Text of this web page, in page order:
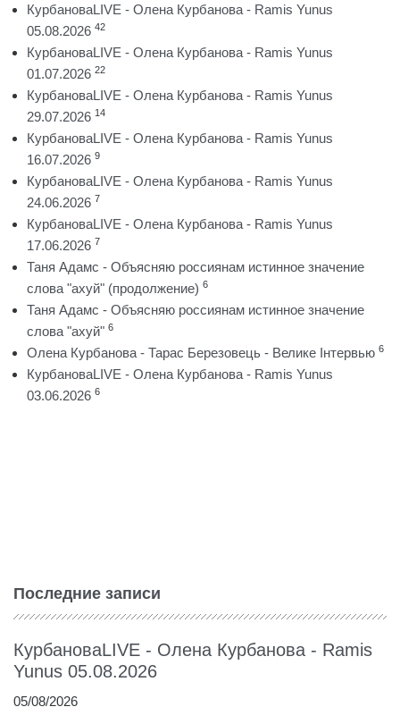
КурбановаLIVE - Олена Курбанова - Ramis Yunus
05.08.2026 42
КурбановаLIVE - Олена Курбанова - Ramis Yunus
01.07.2026 22
КурбановаLIVE - Олена Курбанова - Ramis Yunus
29.07.2026 14
КурбановаLIVE - Олена Курбанова - Ramis Yunus
16.07.2026 9
КурбановаLIVE - Олена Курбанова - Ramis Yunus
24.06.2026 7
КурбановаLIVE - Олена Курбанова - Ramis Yunus
17.06.2026 7
Таня Адамс - Объясняю россиянам истинное значение
слова "ахуй" (продолжение) 6
Таня Адамс - Объясняю россиянам истинное значение
слова "ахуй" 6
Олена Курбанова - Тарас Березовець - Велике Інтервью 6
КурбановаLIVE - Олена Курбанова - Ramis Yunus
03.06.2026 6
Последние записи
КурбановаLIVE - Олена Курбанова - Ramis
Yunus 05.08.2026
05/08/2026